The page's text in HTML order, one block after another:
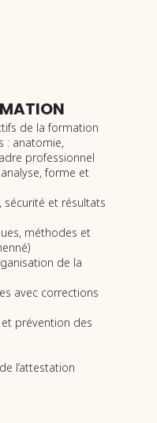
de la formation
: anatomie,
professionnel
forme et
et résultats
méthodes et
de la
avec corrections
et prévention des
l’attestation